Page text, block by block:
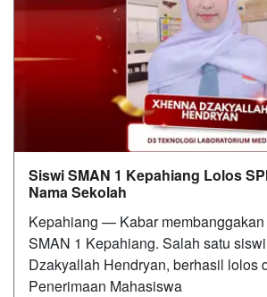
Siswi SMAN 1 Kepahiang Lolos
Nama Sekolah
Kepahiang — Kabar membanggakan
SMAN 1 Kepahiang. Salah satu
Dzakyallah Hendryan, berhasil lolos
Penerimaan Mahasiswa